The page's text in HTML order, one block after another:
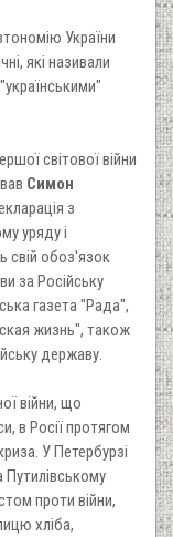
України
які називали
світової війни
Симон
з
уряду і
свій обоз'язок
за Російську
газета "Рада",
жизнь", також
державу.
війни, що
в Росії протягом
У Петербурзі
проти війни,
хліба,